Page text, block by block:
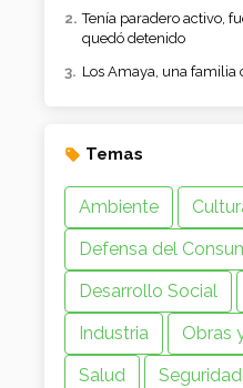
Tenía paradero activo,
quedó detenido
Los Amaya, una familia
Temas
Ambiente
Defensa del
Desarrollo Social
Industria
Obras
Salud
Seguridad